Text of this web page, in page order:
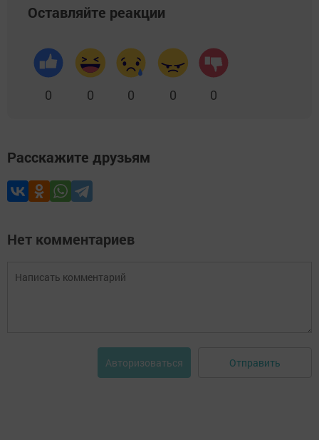
Оставляйте реакции
0 0 0 0 0
Расскажите друзьям
Нет комментариев
Авторизоваться Отправить